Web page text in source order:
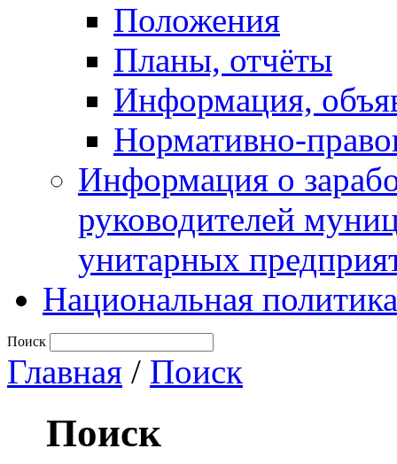
Положения
Планы, отчёты
Информация,
Нормативно-
Информация о
руководителей
унитарных
Национальная политика
Поиск
Главная / Поиск
Поиск